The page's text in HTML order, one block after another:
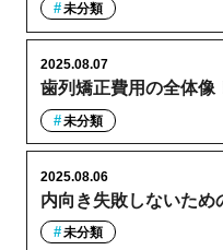
未分類
歯列矯正費用の全体像
2025.08.07
未分類
内向き失敗しないため
2025.08.06
未分類